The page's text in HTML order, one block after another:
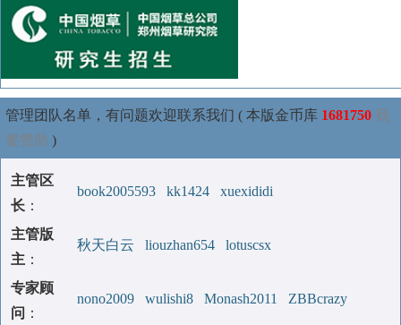
管理团队名单，有问题欢迎联系我们 ( 本版金币库 1681750 我
要赞助 )
主管区
长 ：
book2005593 kk1424 xuexididi
主管版
主 ：
秋天白云 liouzhan654 lotuscsx
专家顾
问 ：
nono2009 wulishi8 Monash2011 ZBBcrazy